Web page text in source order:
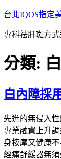
跳
主
內
台北IQOS指定
專科祛肝斑方
分類:
白內障採
先進的無侵入
專業融資上升
身按摩又健康
經痛舒緩器無